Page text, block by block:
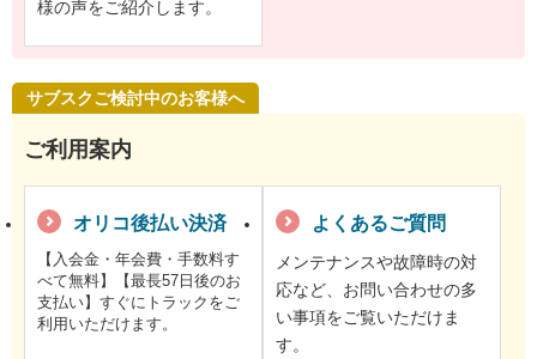
様の声をご紹介します。
サブスクご検討中のお客様へ
ご利用案内
オリコ後払い決済
【入会金・年会費・手数料す
べて無料】【最長57日後のお
支払い】すぐにトラックをご
利用いただけます。
よくあるご質問
メンテナンスや故障時の対
応など、お問い合わせの多
い事項をご覧いただけま
す。